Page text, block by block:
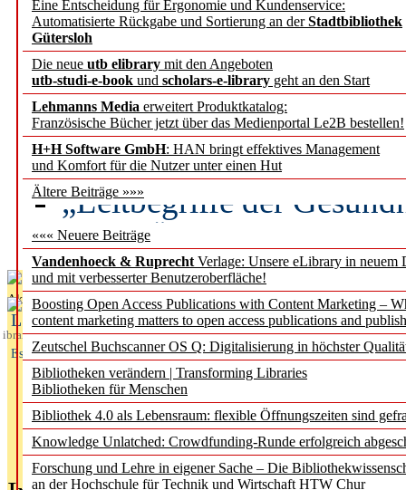
Eine Entscheidung für Ergonomie und Kundenservice:
Automatisierte Rückgabe und Sortierung an derStadtbibliothek
Gütersloh
Die neue utb elibrary mit den Angeboten
utb-studi-e-book und scholars-e-library geht an den Start
Lehmanns Media erweitert Produktkatalog:
Französische Bücher jetzt über das Medienportal Le2B bestellen!
H+H Software GmbH: HAN bringt effektives Management
und Komfort für die Nutzer unter einen Hut
Ältere Beiträge »»»
««« Neuere Beiträge
Vandenhoeck & Ruprecht Verlage: Unsere eLibrary in neuem
und mit verbesserter Benutzeroberfläche!
Boosting Open Access Publications with Content Marketing –
content marketing matters to open access publications and
Zeutschel Buchscanner OS Q: Digitalisierung in höchster
Bibliotheken verändern | Transforming Libraries
Bibliotheken für Menschen
Bibliothek 4.0 als Lebensraum: flexible Öffnungszeiten sind
Knowledge Unlatched: Crowdfunding-Runde erfolgreich
Forschung und Lehre in eigener Sache – Die
an der Hochschule für Technik und Wirtschaft HTW Chur
Sorbisches Institut neu
Geschichte und
Künstliche Intelligenz
besser zu verstehen
„Leitbegriffe der
des BIÖG erscheinen
Aktuelles aus
L
ibrary
Essentials